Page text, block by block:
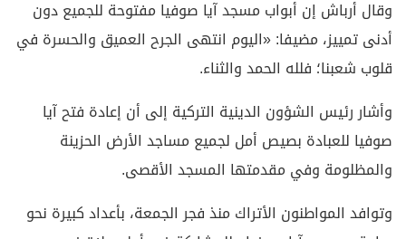
وقال أرباش إن أبواب مسجد آيا صوفيا مفتوحة للجميع دون
أدنى تمييز، مضيفا: «اليوم انتهى الجرح العميق والحسرة في
قلوب شعبنا؛ فلله الحمد والثناء.
وأشار رئيس الشؤون الدينية التركية إلى أن إعادة فتح آيا
صوفيا للعبادة بصيص أمل لجميع مساجد الأرض الحزينة
والمظلومة وفي مقدمتها المسجد الأقصى.
وتوافد المواطنون الأتراك منذ فجر الجمعة، بأعداد كبيرة نحو